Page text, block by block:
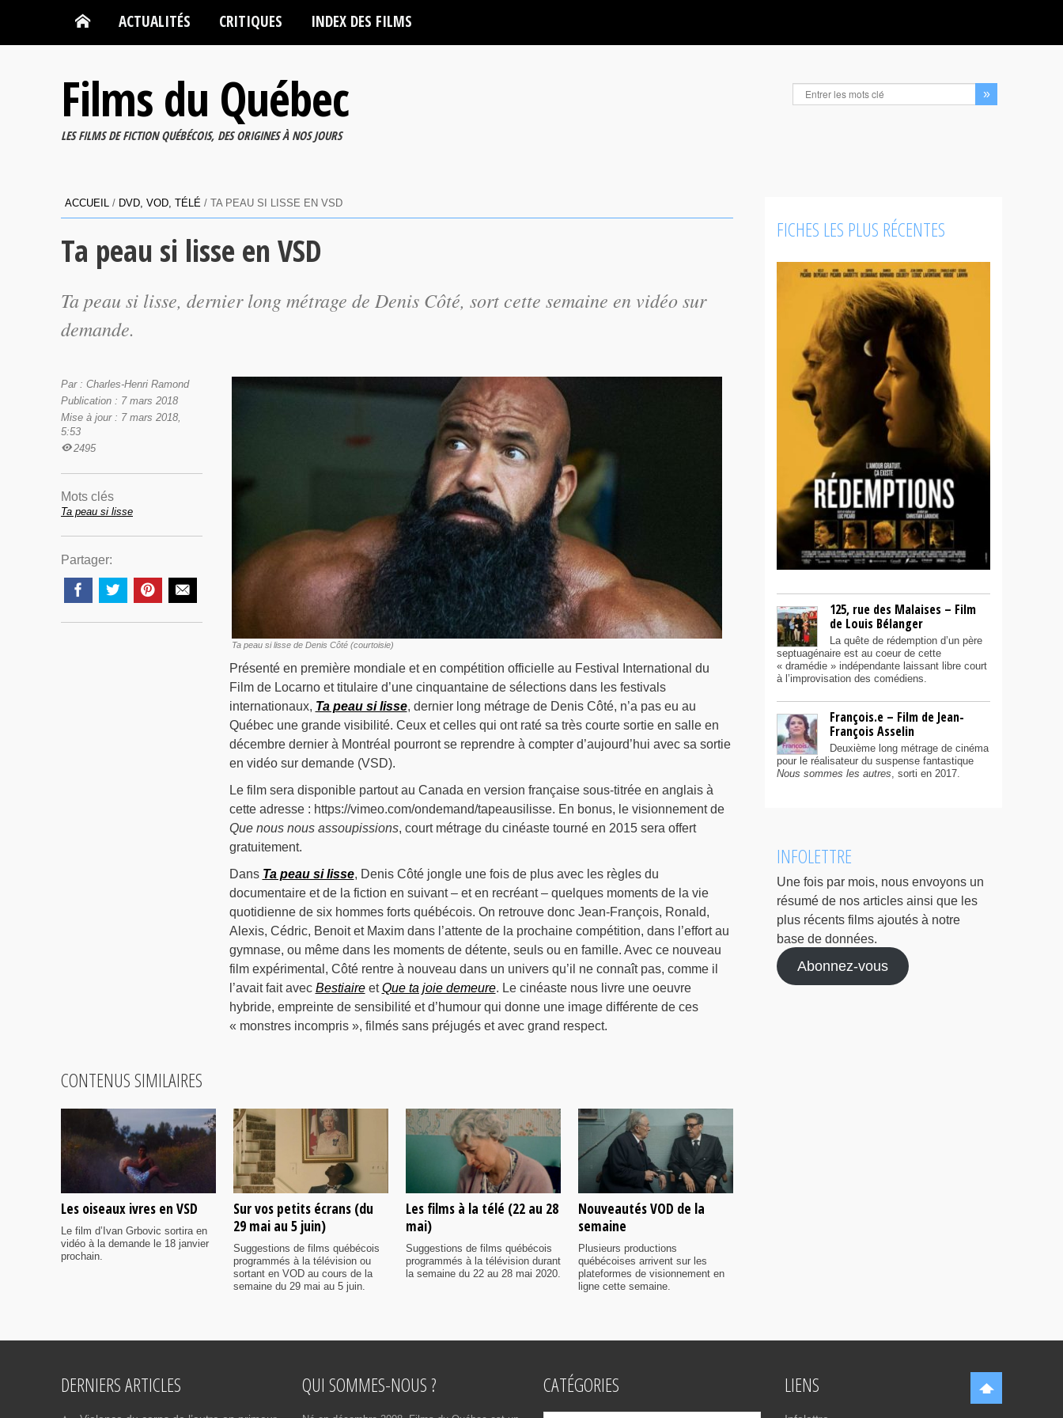
ACTUALITÉS CRITIQUES INDEX DES FILMS
Films du Québec
LES FILMS DE FICTION QUÉBÉCOIS, DES ORIGINES À NOS JOURS
ACCUEIL / DVD, VOD, TÉLÉ / TA PEAU SI LISSE EN VSD
Ta peau si lisse en VSD
Ta peau si lisse, dernier long métrage de Denis Côté, sort cette semaine en vidéo sur
demande.
Ta peau si lisse de Denis Côté (courtoisie)
Présenté en première mondiale et en compétition officielle au Festival International du
Film de Locarno et titulaire d’une cinquantaine de sélections dans les festivals
internationaux, Ta peau si lisse, dernier long métrage de Denis Côté, n’a pas eu au
Québec une grande visibilité. Ceux et celles qui ont raté sa très courte sortie en salle en
décembre dernier à Montréal pourront se reprendre à compter d’aujourd’hui avec sa sortie
en vidéo sur demande (VSD).
Le film sera disponible partout au Canada en version française sous-titrée en anglais à
cette adresse : https://vimeo.com/ondemand/tapeausilisse. En bonus, le visionnement de
Que nous nous assoupissions, court métrage du cinéaste tourné en 2015 sera offert
gratuitement.
Dans Ta peau si lisse, Denis Côté jongle une fois de plus avec les règles du
documentaire et de la fiction en suivant – et en recréant – quelques moments de la vie
quotidienne de six hommes forts québécois. On retrouve donc Jean-François, Ronald,
Alexis, Cédric, Benoit et Maxim dans l’attente de la prochaine compétition, dans l’effort au
gymnase, ou même dans les moments de détente, seuls ou en famille. Avec ce nouveau
film expérimental, Côté rentre à nouveau dans un univers qu’il ne connaît pas, comme il
l’avait fait avec BestiaireetQue ta joie demeure. Le cinéaste nous livre une oeuvre
hybride, empreinte de sensibilité et d’humour qui donne une image différente de ces
« monstres incompris », filmés sans préjugés et avec grand respect.
Par : Charles-Henri Ramond
Publication : 7 mars 2018
Mise à jour : 7 mars 2018,
5:53
2495
Mots clés
Ta peau si lisse
Partager:
CONTENUS SIMILAIRES
Les oiseaux ivres en VSD
Le film d’Ivan Grbovic sortira en
vidéo à la demande le 18 janvier
prochain.
Sur vos petits écrans (du
29 mai au 5 juin)
Suggestions de films québécois
programmés à la télévision ou
sortant en VOD au cours de la
semaine du 29 mai au 5 juin.
Les films à la télé (22 au 28
mai)
Suggestions de films québécois
programmés à la télévision durant
la semaine du 22 au 28 mai 2020.
Nouveautés VOD de la
semaine
Plusieurs productions
québécoises arrivent sur les
plateformes de visionnement en
ligne cette semaine.
FICHES LES PLUS RÉCENTES
125, rue des Malaises – Film
de Louis Bélanger
La quête de rédemption d’un père
septuagénaire est au coeur de cette
« dramédie » indépendante laissant libre court
à l’improvisation des comédiens.
François.e – Film de Jean-
François Asselin
Deuxième long métrage de cinéma
pour le réalisateur du suspense fantastique
Nous sommes les autres, sorti en 2017.
INFOLETTRE
Une fois par mois, nous envoyons un
résumé de nos articles ainsi que les
plus récents films ajoutés à notre
base de données.
Abonnez-vous
DERNIERS ARTICLES QUI SOMMES-NOUS ? CATÉGORIES LIENS